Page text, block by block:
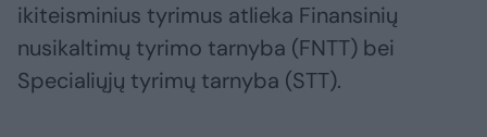
ikiteisminius tyrimus atlieka Finansinių
nusikaltimų tyrimo tarnyba (FNTT) bei
Specialiųjų tyrimų tarnyba (STT).